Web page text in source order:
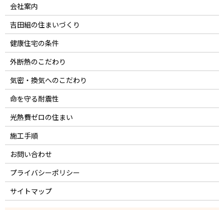
会社案内
吉田組の住まいづくり
健康住宅の条件
外断熱のこだわり
気密・換気へのこだわり
命を守る耐震性
光熱費ゼロの住まい
施工手順
お問い合わせ
プライバシーポリシー
サイトマップ